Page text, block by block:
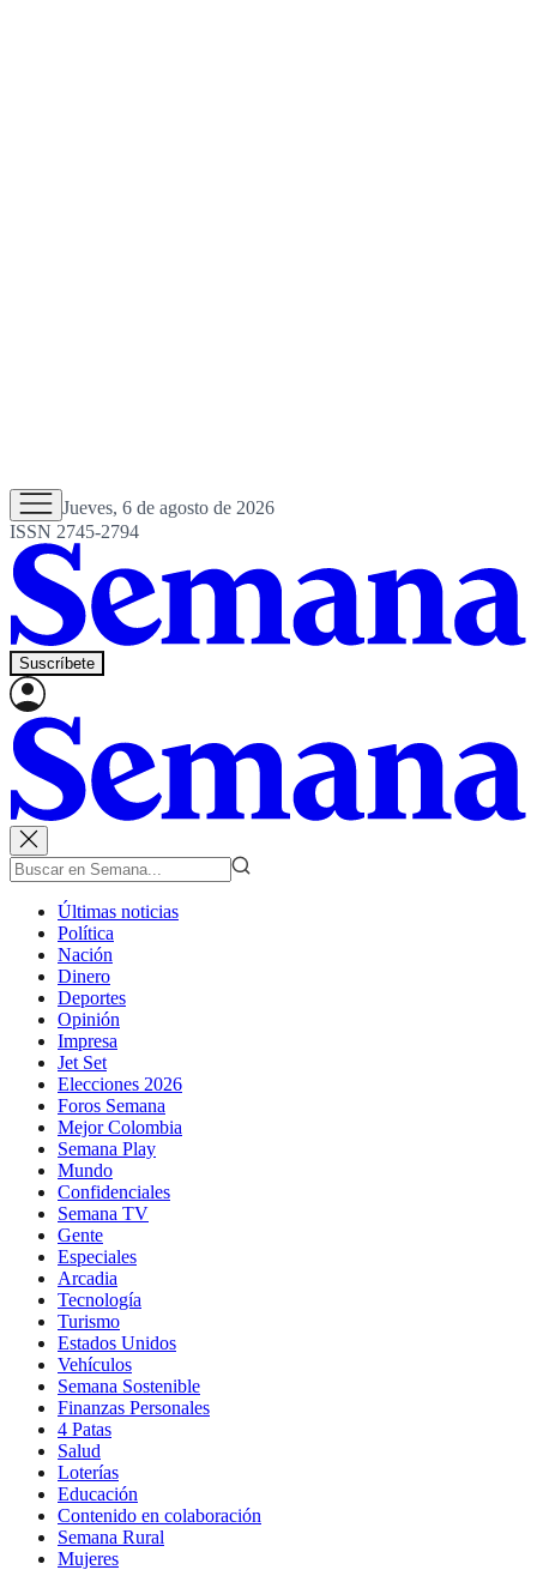
Jueves, 6 de agosto de 2026
ISSN 2745-2794
Suscríbete
Últimas noticias
Política
Nación
Dinero
Deportes
Opinión
Impresa
Jet Set
Elecciones 2026
Foros Semana
Mejor Colombia
Semana Play
Mundo
Confidenciales
Semana TV
Gente
Especiales
Arcadia
Tecnología
Turismo
Estados Unidos
Vehículos
Semana Sostenible
Finanzas Personales
4 Patas
Salud
Loterías
Educación
Contenido en colaboración
Semana Rural
Mujeres